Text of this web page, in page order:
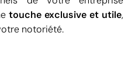
touche exclusive et utile,
notoriété.